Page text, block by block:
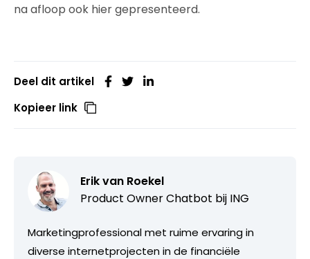
na afloop ook hier gepresenteerd.
Deel dit artikel
Kopieer link
Erik van Roekel
Product Owner Chatbot bij ING
Marketingprofessional met ruime ervaring in
diverse internetprojecten in de financiële